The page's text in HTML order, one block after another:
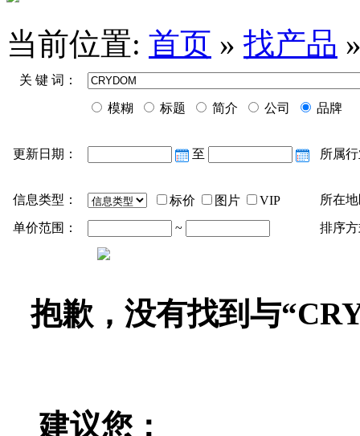
当前位置: 首页 » 找产品
关 键 词：
模糊 标题 简介 公司 品牌
更新日期： 至 所属
信息类型： 标价 图片 VIP 所在
单价范围： ~ 排序
抱歉，没有找到与“
建议您：